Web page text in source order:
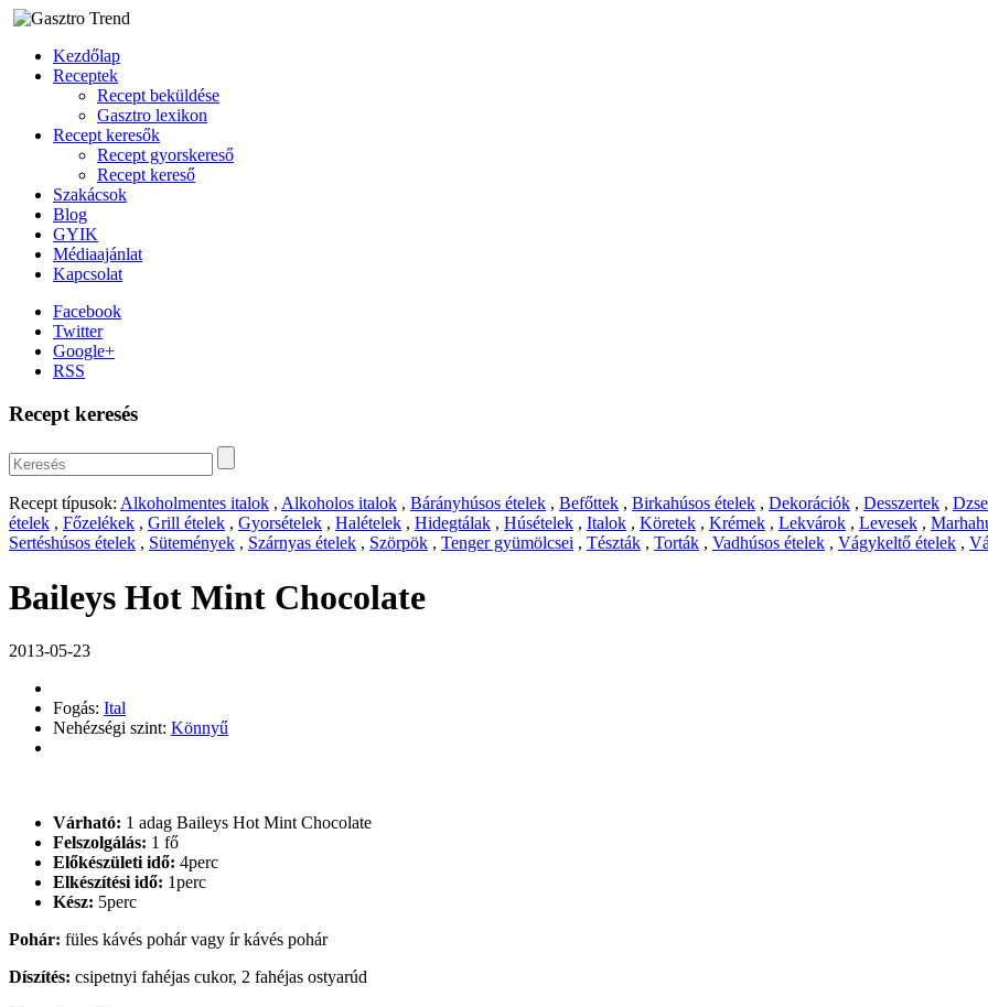
Kezdőlap
Receptek
Recept beküldése
Gasztro lexikon
Recept keresők
Recept gyorskereső
Recept kereső
Szakácsok
Blog
GYIK
Médiaajánlat
Kapcsolat
Facebook
Twitter
Google+
RSS
Recept keresés
Recept típusok: Alkoholmentes italok , Alkoholos italok , Bárányhúsos ételek , Befőttek , Birkahúsos ételek , Dekorációk , Desszertek ,
ételek , Főzelékek , Grill ételek , Gyorsételek , Halételek , Hidegtálak , Húsételek , Italok , Köretek , Krémek , Lekvárok , Levesek ,
Sertéshúsos ételek , Sütemények , Szárnyas ételek , Szörpök , Tenger gyümölcsei , Tészták , Torták , Vadhúsos ételek , Vágykeltő ételek ,
Baileys Hot Mint Chocolate
2013-05-23
Fogás: Ital
Nehézségi szint: Könnyű
Várható: 1 adag Baileys Hot Mint Chocolate
Felszolgálás: 1 fő
Előkészületi idő: 4perc
Elkészítési idő: 1perc
Kész: 5perc
Pohár: füles kávés pohár vagy ír kávés pohár
Díszítés: csipetnyi fahéjas cukor, 2 fahéjas ostyarúd